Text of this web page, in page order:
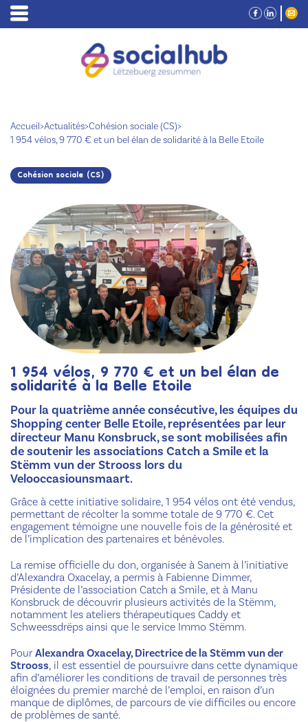
Accueil>Actualités>Cohésion sociale (CS)>
1 954 vélos, 9 770 € et un bel élan de solidarité à la Belle Etoile
Cohésion sociale (CS)
1 954 vélos, 9 770 € et un bel élan de
solidarité à la Belle Etoile
Pour la quatrième année consécutive, les équipes du
Shopping center Belle Etoile, représentées par leur
directeur Manu Konsbruck, se sont mobilisées afin
de soutenir les associations Catch a Smile et la
Stëmm vun der Strooss lors du
Velooccasiounsmaart.
Grâce à cette initiative solidaire, 1 954 vélos ont été vendus,
permettant de récolter la somme totale de 9 770 €. Cet
engagement témoigne une nouvelle fois de la générosité et
de l’implication des partenaires et bénévoles.
La remise officielle du don, organisée à Sanem à l’initiative
d’Alexandra Oxacelay, a permis à Fabienne Dimmer,
Présidente de l’association Catch a Smile, et à Manu
Konsbruck de découvrir plusieurs activités de la Stëmm,
notamment les ateliers thérapeutiques Caddy et
Schweessdrëps ainsi que le service Immo Stëmm.
Pour Alexandra Oxacelay, Directrice de la Stëmm vun der
Strooss, il est essentiel de poursuivre dans cette dynamique
afin d’améliorer les conditions de travail de personnes très
éloignées du premier marché de l’emploi, en raison d’un
manque de diplômes, de parcours de vie difficiles ou encore
de problèmes de santé.